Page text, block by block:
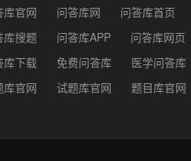
库官网
问答库网
问答库首页
库搜题
问答库APP
问答库网页
库下载
免费问答库
医学问答库
库官网
试题库官网 题目库官网